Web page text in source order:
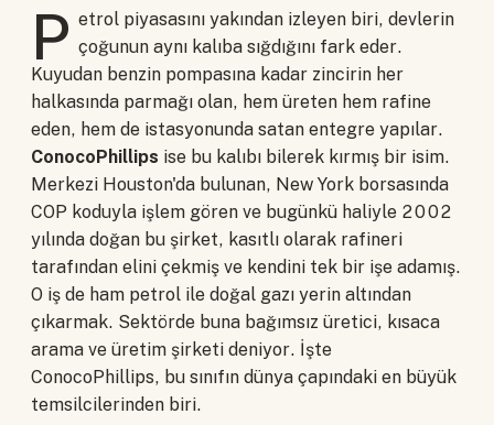
P etrol piyasasını yakından izleyen biri, devlerin
çoğunun aynı kalıba sığdığını fark eder.
Kuyudan benzin pompasına kadar zincirin her
halkasında parmağı olan, hem üreten hem rafine
eden, hem de istasyonunda satan entegre yapılar.
ConocoPhillips ise bu kalıbı bilerek kırmış bir isim.
Merkezi Houston'da bulunan, New York borsasında
COP koduyla işlem gören ve bugünkü haliyle 2002
yılında doğan bu şirket, kasıtlı olarak rafineri
tarafından elini çekmiş ve kendini tek bir işe adamış.
O iş de ham petrol ile doğal gazı yerin altından
çıkarmak. Sektörde buna bağımsız üretici, kısaca
arama ve üretim şirketi deniyor. İşte
ConocoPhillips, bu sınıfın dünya çapındaki en büyük
temsilcilerinden biri.